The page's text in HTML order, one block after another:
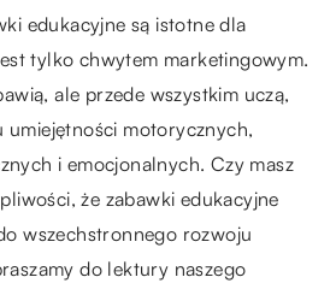
edukacyjne są istotne dla
tylko chwytem marketingowym.
ale przede wszystkim uczą,
umiejętności motorycznych,
i emocjonalnych. Czy masz
że zabawki edukacyjne
wszechstronnego rozwoju
do lektury naszego